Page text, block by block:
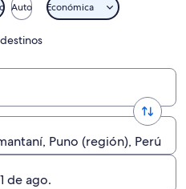
Auto Económica
Puno (región), Perú
de ago.